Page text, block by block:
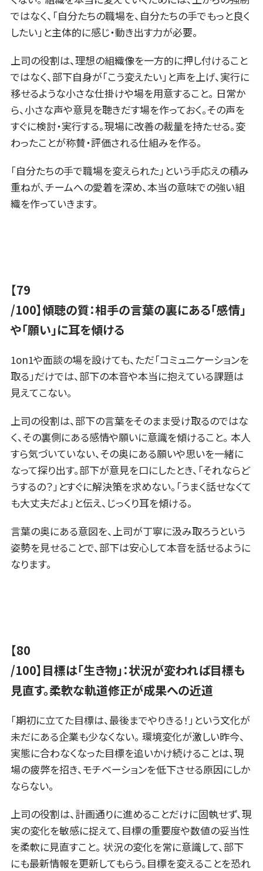
ではなく、「自分たちの職場を、自分たちの手でもっと良く
したい」と主体的に感じ・動き出す力が必要。
上司の役割は、理想の組織像を一方的に押し付けること
ではなく、部下自身が「こう変えたい」と声を上げ、実行に
移せるような小さな仕掛けや場を用意すること。 日常か
ら、小さな声や意見を聴きだす場を作っておく。その声を
すぐに検討・実行する。現場に改善の裁量を持たせる。変
わったことが称賛・評価される仕組みを作る。
「自分たちの手で職場を変えられた」という手応えの積み
重ねが、チームへの愛着を深め、本当の意味での強い組
織を作っていきます。
【79
/100】傾聴の質：相手の言葉の裏にある「感情」
や「願い」に耳を傾ける
1on1や面談の場を設けても、ただ「コミュニケーションを
取る」だけでは、部下の本音や本当に抱えている課題は
見えてこない。
上司の役割は、部下の言葉をそのまま受け取るのではな
く、その裏側にある感情や願いに意識を傾けること。 本人
すら気づいていない、その奥にある願いや思いを一緒に
なって探り出す。部下が意見を口にしたとき、「それならど
うするの？」とすぐに解決策を求めない。「うまく話せなくて
も大丈夫だよ」と伝え、じっくり耳を傾ける。
言葉の奥にある意図を、上司が丁寧に汲み取ろうという
姿勢を見せることで、部下は安心して本音を話せるように
なります。
【80
/100】目標は「生き物」：状況が変われば目標も
見直す。柔軟な軌道修正が成果への近道
「期初に立てた目標は、最後までやりきる！」という文化が
未だにある企業も少なくない。 環境変化が激しい昨今、
実態に合わなくなった目標を追いかけ続けることは、現
場の疲弊を招き、モチベーションを低下させる原因にしか
ならない。
上司の役割は、計画通りに進めることだけに固執せず、現
実の変化を敏感に捉えて、目標の重要度や数値の妥当性
を柔軟に見直すこと。 状況の変化を常に意識して、部下
にも最新情報を更新してもらう。目標を変えることを恐れ